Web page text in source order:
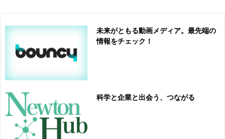
未来がともる動画メディア。最先端の
情報をチェック！
科学と企業と出会う、つながる